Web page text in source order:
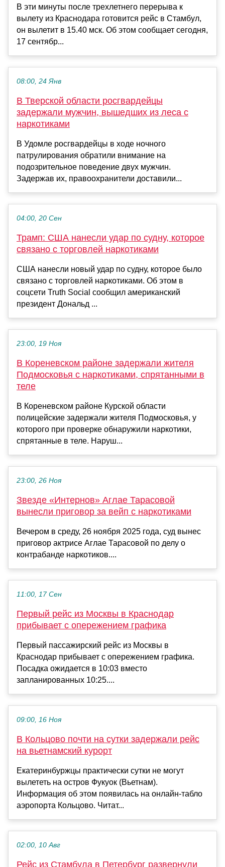
В эти минуты после трехлетнего перерыва к
вылету из Краснодара готовится рейс в Стамбул,
он вылетит в 15.40 мск. Об этом сообщает сегодня,
17 сентябр...
08:00, 24 Янв
В Тверской области росгвардейцы
задержали мужчин, вышедших из леса с
наркотиками
В Удомле росгвардейцы в ходе ночного
патрулирования обратили внимание на
подозрительное поведение двух мужчин.
Задержав их, правоохранители доставили...
04:00, 20 Сен
Трамп: США нанесли удар по судну, которое
связано с торговлей наркотиками
США нанесли новый удар по судну, которое было
связано с торговлей наркотиками. Об этом в
соцсети Truth Social сообщил американский
президент Дональд ...
23:00, 19 Ноя
В Кореневском районе задержали жителя
Подмосковья с наркотиками, спрятанными в
теле
В Кореневском районе Курской области
полицейские задержали жителя Подмосковья, у
которого при проверке обнаружили наркотики,
спрятанные в теле. Наруш...
23:00, 26 Ноя
Звезде «Интернов» Аглае Тарасовой
вынесли приговор за вейп с наркотиками
Вечером в среду, 26 ноября 2025 года, суд вынес
приговор актрисе Аглае Тарасовой по делу о
контрабанде наркотиков....
11:00, 17 Сен
Первый рейс из Москвы в Краснодар
прибывает с опережением графика
Первый пассажирский рейс из Москвы в
Краснодар прибывает с опережением графика.
Посадка ожидается в 10:03 вместо
запланированных 10:25....
09:00, 16 Ноя
В Кольцово почти на сутки задержали рейс
на вьетнамский курорт
Екатеринбуржцы практически сутки не могут
вылететь на остров Фукуок (Вьетнам).
Информация об этом появилась на онлайн-табло
аэропорта Кольцово. Читат...
02:00, 10 Авг
Рейс из Стамбула в Петербург развернули